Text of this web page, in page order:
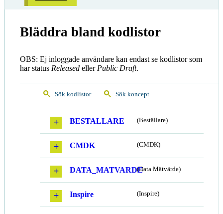
Bläddra bland kodlistor
OBS: Ej inloggade användare kan endast se kodlistor som
har status Released eller Public Draft.
Sök kodlistor Sök koncept
BESTALLARE (Beställare)
CMDK (CMDK)
DATA_MATVARDE(Data Mätvärde)
Inspire (Inspire)